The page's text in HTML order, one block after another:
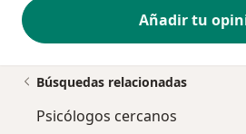
Añadir tu
Búsquedas relacionadas
Psicólogos cercanos